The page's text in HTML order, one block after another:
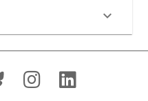
keyboard_arrow_down